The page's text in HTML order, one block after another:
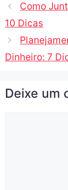
Como
10 Dicas
Dinheiro: 7
Deixe um